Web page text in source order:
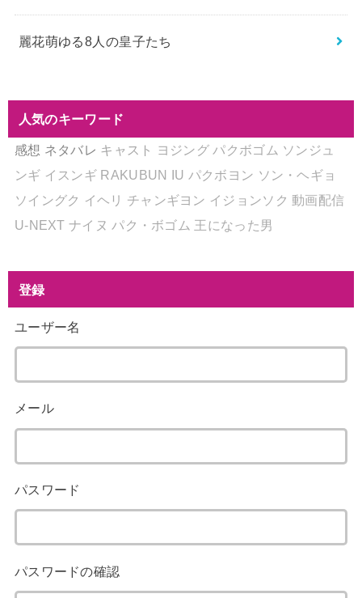
麗花萌ゆる8人の皇子たち
人気のキーワード
感想 ネタバレ キャスト ヨジング パクボゴム ソンジュ
ンギ イスンギ RAKUBUN IU パクボヨン ソン・ヘギョ
ソイングク イヘリ チャンギヨン イジョンソク 動画配信
U-NEXT ナイヌ パク・ボゴム 王になった男
登録
ユーザー名
メール
パスワード
パスワードの確認